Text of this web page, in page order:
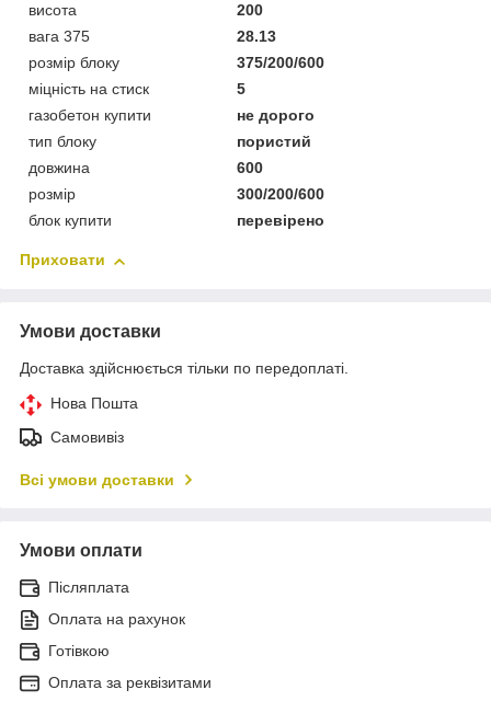
висота
200
вага 375
28.13
розмір блоку
375/200/600
міцність на стиск
5
газобетон купити
не дорого
тип блоку
пористий
довжина
600
розмір
300/200/600
блок купити
перевірено
Приховати
Умови доставки
Доставка здійснюється тільки по передоплаті.
Нова Пошта
Самовивіз
Всі умови доставки
Умови оплати
Післяплата
Оплата на рахунок
Готівкою
Оплата за реквізитами